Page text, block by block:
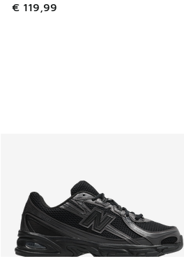
€ 119,99